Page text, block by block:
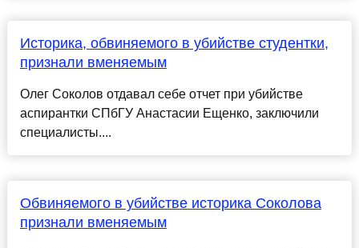
Историка, обвиняемого в убийстве студентки,
признали вменяемым
Олег Соколов отдавал себе отчет при убийстве
аспирантки СПбГУ Анастасии Ещенко, заключили
специалисты....
Обвиняемого в убийстве историка Соколова
признали вменяемым